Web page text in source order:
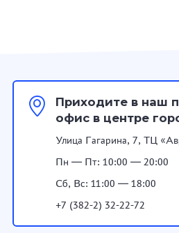
Приходите в наш
офис в центре
Улица Гагарина, 7, ТЦ
Пн — Пт: 10:00 — 20:00
Сб, Вс: 11:00 — 18:00
+7 (382-2) 32-22-72